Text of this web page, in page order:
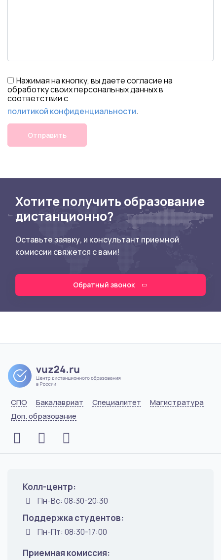
Нажимая на кнопку, вы даете согласие на
обработку своих персональных данных в
соответствии с
политикой конфиденциальности.
Отправить
Хотите получить образование
дистанционно?
Оставьте заявку, и консультант приемной
комиссии свяжется с вами!
Обратный звонок
СПО Бакалавриат Специалитет
Магистратура
Доп. образование
Колл-центр:
Пн-Вс: 08:30-20:30
Поддержка студентов:
Пн-Пт: 08:30-17:00
Приемная комиссия: